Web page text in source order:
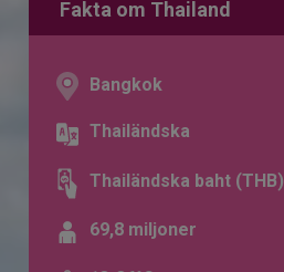
Fakta om Thailand
Bangkok
Thailändska
Thailändska baht (THB)
69,8 miljoner